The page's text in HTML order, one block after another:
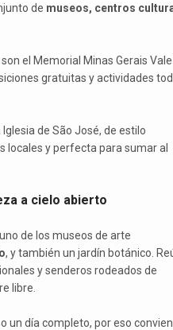
de museos, centros
el Memorial Minas Gerais Vale
gratuitas y actividades
de São José, de estilo
locales y perfecta para sumar al
a cielo abierto
de los museos de arte
, y también un jardín botánico.
y senderos rodeados de
libre.
un día completo, por eso